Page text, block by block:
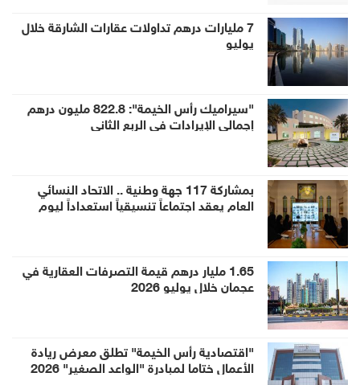
7 مليارات درهم تداولات عقارات الشارقة خلال
يوليو
"سيراميك رأس الخيمة": 822.8 مليون درهم
إجمالي الإيرادات في الربع الثاني
بمشاركة 117 جهة وطنية .. الاتحاد النسائي
العام يعقد اجتماعاً تنسيقياً استعداداً ليوم
1.65 مليار درهم قيمة التصرفات العقارية في
عجمان خلال يوليو 2026
"اقتصادية رأس الخيمة" تطلق معرض ريادة
الأعمال ختاما لمبادرة "الواعد الصغير" 2026